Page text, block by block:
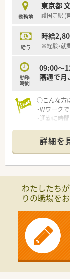
勤務地
東京都
護国寺駅 (
給与
時給
※経験・就
勤務
時間
09:00～
隔週で月
○こんな方
・Wワーク
・通勤に時
詳細を
わたしたち
りの職場を